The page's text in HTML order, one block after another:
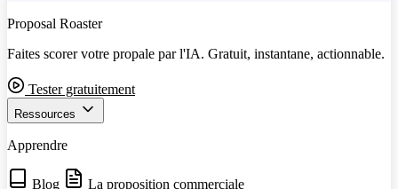
Proposal Roaster
Faites scorer votre propale par l'IA. Gratuit, instantane, actionnable.
Tester gratuitement
Ressources
Apprendre
Blog
La proposition commerciale